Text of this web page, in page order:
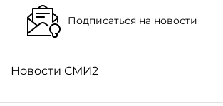
Подписаться на новости
Новости СМИ2